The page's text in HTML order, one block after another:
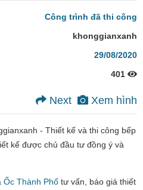
Công trình đã thi công
khonggianxanh
29/08/2020
401
Xem hình
Next
- Thiết kế và thi công bếp
kế được chủ đầu tư đồng ý và
Ốc Thành Phố tư vấn, báo giá thiết